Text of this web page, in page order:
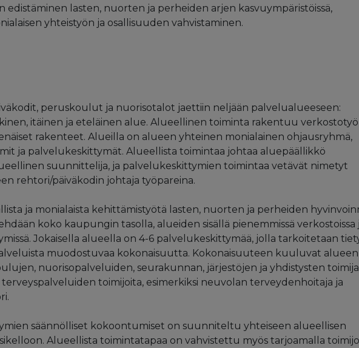
edistäminen lasten, nuorten ja perheiden arjen kasvuympäristöissä,
yhteistyön ja osallisuuden vahvistaminen.
peruskoulut ja nuorisotalot jaettiin neljään palvelualueeseen:
itäinen ja eteläinen alue. Alueellinen toiminta rakentuu
rakenteet. Alueilla on alueen yhteinen monialainen ohjausryhmä,
ja palvelukeskittymät. Alueellista toimintaa johtaa aluepäällikkö
suunnittelija, ja palvelukeskittymien toimintaa vetävät nimetyt
rehtori/päiväkodin johtaja työpareina.
ja monialaista kehittämistyötä lasten, nuorten ja perheiden
koko kaupungin tasolla, alueiden sisällä pienemmissä verkostoissa
Jokaisella alueella on 4-6 palvelukeskittymää, jolla tarkoitetaan
muodostuvaa kokonaisuutta. Kokonaisuuteen kuuluvat alueen
nuorisopalveluiden, seurakunnan, järjestöjen ja yhdistysten
terveyspalveluiden toimijoita, esimerkiksi neuvolan terveydenhoitaja ja
säännölliset kokoontumiset on suunniteltu yhteiseen alueellisen
Alueellista toimintatapaa on vahvistettu myös tarjoamalla